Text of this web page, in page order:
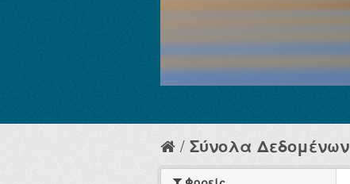
Σύνολα Δεδομένων